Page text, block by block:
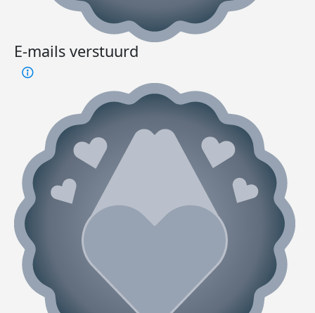
E-mails verstuurd